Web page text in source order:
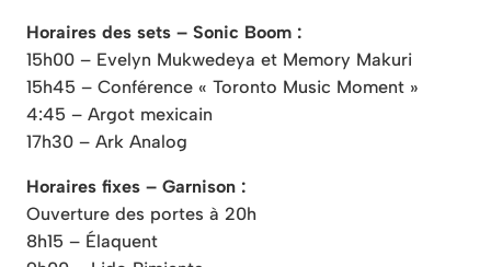
Horaires des sets – Sonic Boom :
15h00 – Evelyn Mukwedeya et Memory Makuri
15h45 – Conférence « Toronto Music Moment »
4:45 – Argot mexicain
17h30 – Ark Analog
Horaires fixes – Garnison :
Ouverture des portes à 20h
8h15 – Élaquent